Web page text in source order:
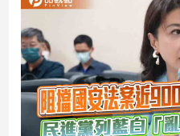
市
房
地
產
品